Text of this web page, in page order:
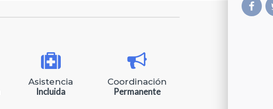
Asistencia
Incluida
Coordinación
Permanente